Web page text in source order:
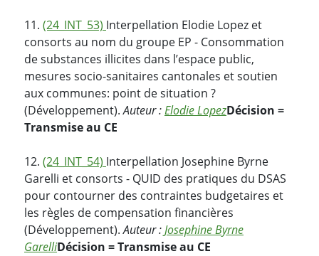
11. (24_INT_53) Interpellation Elodie Lopez et
consorts au nom du groupe EP - Consommation
de substances illicites dans l’espace public,
mesures socio-sanitaires cantonales et soutien
aux communes: point de situation ?
(Développement).Auteur :Elodie LopezDécision =
Transmise au CE
12. (24_INT_54) Interpellation Josephine Byrne
Garelli et consorts - QUID des pratiques du DSAS
pour contourner des contraintes budgetaires et
les règles de compensation financières
(Développement).Auteur :Josephine Byrne
GarelliDécision = Transmise au CE